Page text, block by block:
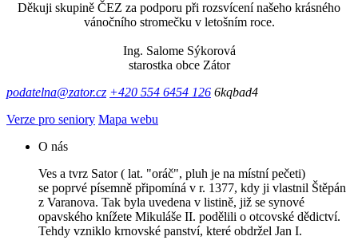
Děkuji skupině ČEZ za podporu při rozsvícení našeho krásného
vánočního stromečku v letošním roce.
Ing. Salome Sýkorová
starostka obce Zátor
podatelna@zator.cz +420 554 6454 126 6kqbad4
Verze pro seniory Mapa webu
O nás
Ves a tvrz Sator ( lat. "oráč", pluh je na místní pečeti)
se poprvé písemně připomíná v r. 1377, kdy ji vlastnil Štěpán
z Varanova. Tak byla uvedena v listině, již se synové
opavského knížete Mikuláše II. podělili o otcovské dědictví.
Tehdy vzniklo krnovské panství, které obdržel Jan I.